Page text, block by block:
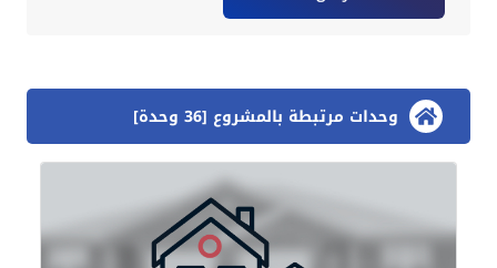
وحدات مرتبطة بالمشروع [36 وحدة]